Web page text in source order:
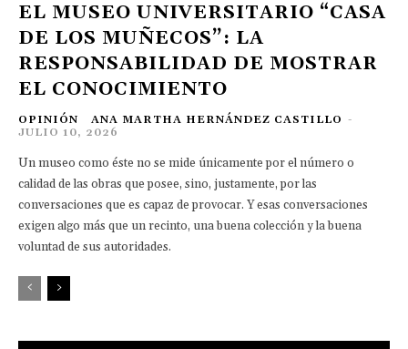
EL MUSEO UNIVERSITARIO “CASA
DE LOS MUÑECOS”: LA
RESPONSABILIDAD DE MOSTRAR
EL CONOCIMIENTO
OPINIÓN ANA MARTHA HERNÁNDEZ CASTILLO -
JULIO 10, 2026
Un museo como éste no se mide únicamente por el número o
calidad de las obras que posee, sino, justamente, por las
conversaciones que es capaz de provocar. Y esas conversaciones
exigen algo más que un recinto, una buena colección y la buena
voluntad de sus autoridades.